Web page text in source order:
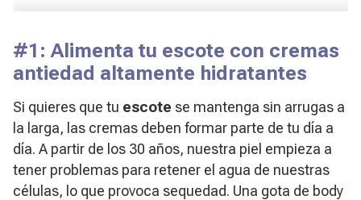
#1: Alimenta tu escote con cremas
antiedad altamente hidratantes
Si quieres que tu escote se mantenga sin arrugas a
la larga, las cremas deben formar parte de tu día a
día. A partir de los 30 años, nuestra piel empieza a
tener problemas para retener el agua de nuestras
células, lo que provoca sequedad. Una gota de body